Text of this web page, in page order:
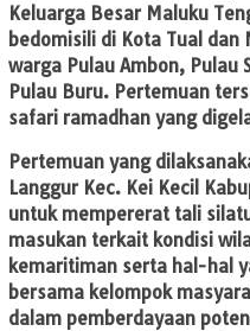
Keluarga Besar Maluku
bedomisili di Kota Tual
warga Pulau Ambon, Pulau
Pulau Buru. Pertemuan
safari ramadhan yang
Pertemuan yang
Langgur Kec. Kei Kecil
untuk mempererat tali
masukan terkait kondisi
kemaritiman serta hal-hal
bersama kelompok
dalam pemberdayaan